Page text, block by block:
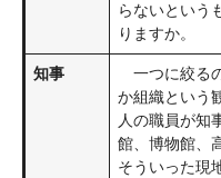
らないという
りますか。
知事
一つに絞る
か組織という
人の職員が知
館、博物館、
そういった現